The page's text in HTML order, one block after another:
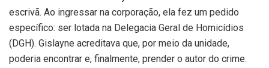
escrivã. Ao ingressar na corporação, ela fez um pedido
específico: ser lotada na Delegacia Geral de Homicídios
(DGH). Gislayne acreditava que, por meio da unidade,
poderia encontrar e, finalmente, prender o autor do crime.